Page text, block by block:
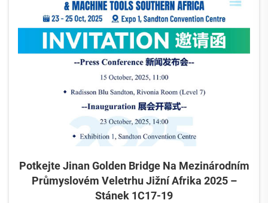
Potkejte Jinan Golden Bridge Na Mezinárodním
Průmyslovém Veletrhu Jižní Afrika 2025 –
Stánek 1C17-19